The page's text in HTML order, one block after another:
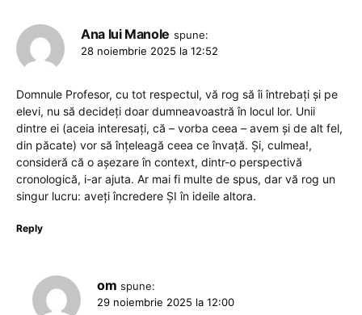
Ana lui Manole spune:
28 noiembrie 2025 la 12:52
Domnule Profesor, cu tot respectul, vă rog să îi întrebați și pe
elevi, nu să decideți doar dumneavoastră în locul lor. Unii
dintre ei (aceia interesați, că – vorba ceea – avem și de alt fel,
din păcate) vor să înțeleagă ceea ce învață. Și, culmea!,
consideră că o așezare în context, dintr-o perspectivă
cronologică, i-ar ajuta. Ar mai fi multe de spus, dar vă rog un
singur lucru: aveți încredere ȘI în ideile altora.
Reply
om spune:
29 noiembrie 2025 la 12:00